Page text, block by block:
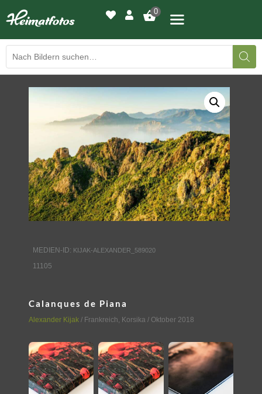
0
BILDERGALERIE
DRUCKQUALITÄTEN
LED-LEUCHTBILDER
WIR DRUCKEN IHR BILD
AUSSTELLUNGEN
KONTAKT
MEDIEN-ID: KIJAK-ALEXANDER_589020
11105
Calanques de Piana
Alexander Kijak / Frankreich, Korsika / Oktober 2018